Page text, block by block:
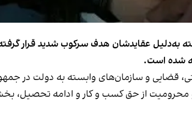
عقایدشان هدف سرکوب شدید قرار
شده‌ است.
قضایی و سازمان‌های وابسته به دولت در
از حق کسب و کار و ادامه تحصیل،